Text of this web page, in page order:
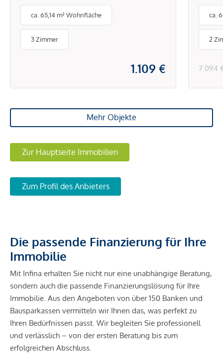
ca. 65,14 m² Wohnfläche
3 Zimmer
1.109 €
ca.
2
7.094
Mehr Objekte
Zur Hauptseite Immobilien
Zum Profil des Anbieters
Die passende Finanzierung für Ihre
Immobilie
Mit Infina erhalten Sie nicht nur eine unabhängige Beratung,
sondern auch die passende Finanzierungslösung für Ihre
Immobilie. Aus den Angeboten von über 150 Banken und
Bausparkassen vermitteln wir Ihnen das, was perfekt zu
Ihren Bedürfnissen passt. Wir begleiten Sie professionell
und verlässlich – von der ersten Beratung bis zum
erfolgreichen Abschluss.